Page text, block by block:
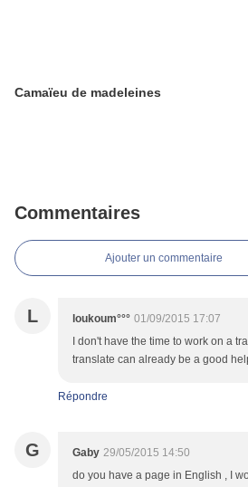
Camaïeu de madeleines
Commentaires
Ajouter un commentaire
L loukoum°°° 01/09/2015 17:07
I don't have the time to work on a
translate can already be a good
Répondre
G Gaby 29/05/2015 14:50
do you have a page in English , I